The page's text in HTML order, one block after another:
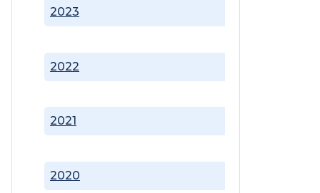
2020
2021
2022
2023